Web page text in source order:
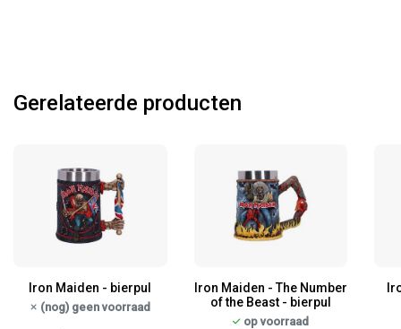
Gerelateerde producten
Iron Maiden - bierpul
(nog) geen voorraad
Iron Maiden - The Number
of the Beast - bierpul
op voorraad